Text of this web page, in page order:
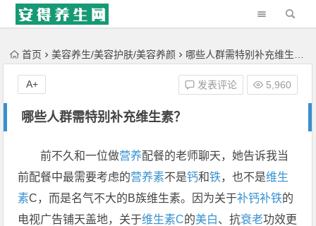
'); })();
首页 美容养生/美容护肤/美容养颜 哪些人群需特别补充维生素？
哪些人群需特别补充维生素？
发表评论 5,960
A+
前不久和一位做营养配餐的老师聊天，她告诉我当
前配餐中最需要考虑的营养素不是钙和铁，也不是维生
素C，而是名气不大的B族维生素。因为关于补钙补铁的
电视广告铺天盖地，关于维生素C的美白、抗衰老功效更